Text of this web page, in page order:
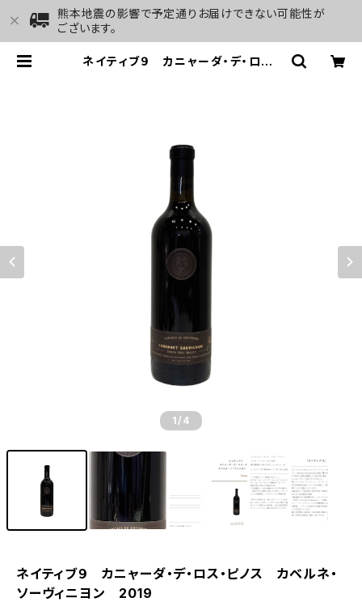
熊本地震の影響で予定通りお届けできない可能性が
ございます。
ネイティブ９ カニャーダ・デ・ロス・
1 /4
ネイティブ９ カニャーダ・デ・ロス・ピノス カベルネ・
ソーヴィニヨン 2019